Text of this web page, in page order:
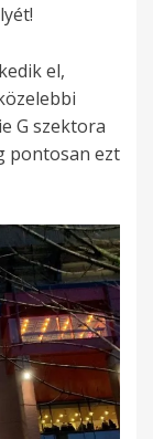
el,
G szektora
pontosan ezt